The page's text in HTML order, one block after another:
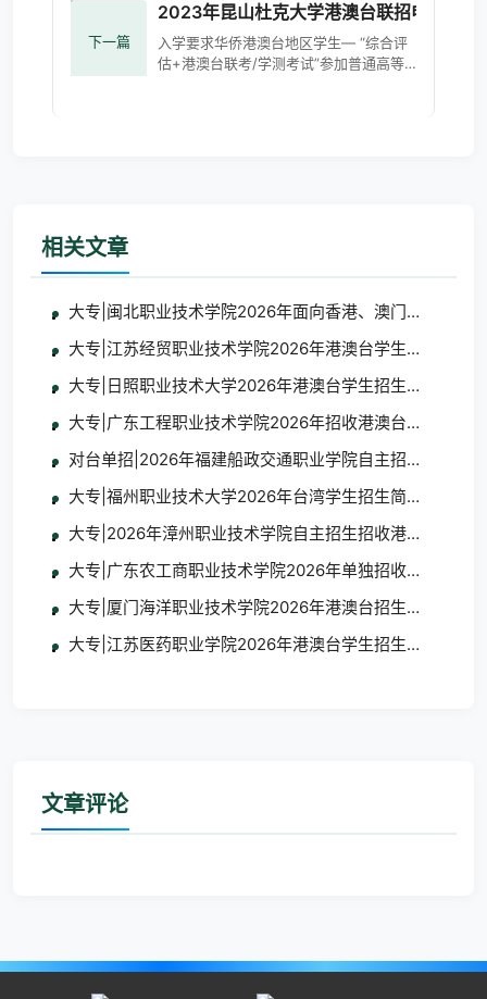
下一篇
2023年昆山杜克大学港澳台联招申请指南
入学要求华侨港澳台地区学生— “综合评
估+港澳台联考/学测考试”参加普通高等
相关文章
大专|闽北职业技术学院2026年面向香港、澳门、台湾地
大专|江苏经贸职业技术学院2026年港澳台学生招生简章
大专|日照职业技术大学2026年港澳台学生招生简章
大专|广东工程职业技术学院2026年招收港澳台地区学生
对台单招|2026年福建船政交通职业学院自主招生招收台
大专|福州职业技术大学2026年台湾学生招生简章及报名表
大专|2026年漳州职业技术学院自主招生招收港澳台学生
大专|广东农工商职业技术学院2026年单独招收港澳台学
大专|厦门海洋职业技术学院2026年港澳台招生简章
大专|江苏医药职业学院2026年港澳台学生招生简章
文章评论